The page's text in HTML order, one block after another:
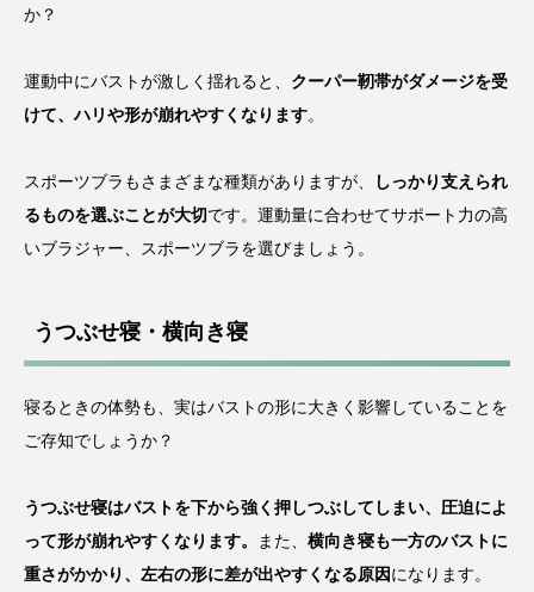
か？
運動中にバストが激しく揺れると、 クーパー靭帯がダメージを受
けて、ハリや形が崩れやすくなります。
スポーツブラもさまざまな種類がありますが、
しっかり支えられ
るものを選ぶことが大切です。運動量に合わせてサポート力の高
いブラジャー、スポーツブラを選びましょう。
うつぶせ寝・横向き寝
寝るときの体勢も、実はバストの形に大きく影響していることを
ご存知でしょうか？
うつぶせ寝はバストを下から強く押しつぶしてしまい、圧迫によ
って形が崩れやすくなります。
また、 横向き寝も一方のバストに
重さがかかり、左右の形に差が出やすくなる原因になります。